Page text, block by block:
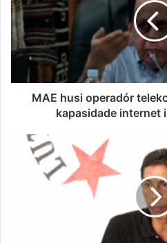
MAE husi operadór
kapasidade internet